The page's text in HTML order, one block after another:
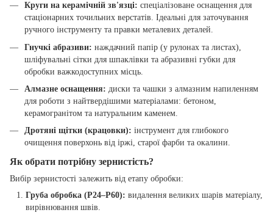
Круги на керамічній зв'язці: спеціалізоване оснащення для
стаціонарних точильних верстатів. Ідеальні для заточування
ручного інструменту та правки металевих деталей.
Гнучкі абразиви: наждачний папір (у рулонах та листах),
шліфувальні сітки для шпаклівки та абразивні губки для
обробки важкодоступних місць.
Алмазне оснащення: диски та чашки з алмазним напиленням
для роботи з найтвердішими матеріалами: бетоном,
керамогранітом та натуральним каменем.
Дротяні щітки (крацовки): інструмент для глибокого
очищення поверхонь від іржі, старої фарби та окалини.
Як обрати потрібну зернистість?
Вибір зернистості залежить від етапу обробки:
Груба обробка (P24–P60): видалення великих шарів матеріалу,
вирівнювання швів.